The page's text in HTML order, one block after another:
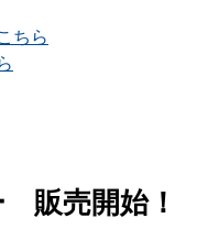
ちら
販売開始！